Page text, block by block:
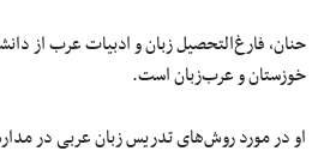
حنان، فارغ‌التحصیل زبان و ادبیات عرب از
خوزستان و عرب‌زبان است.
او در مورد روش‌های تدریس زبان عربی در